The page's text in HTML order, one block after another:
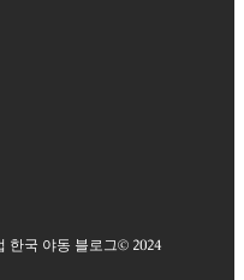
한국 야동 블로그© 2024